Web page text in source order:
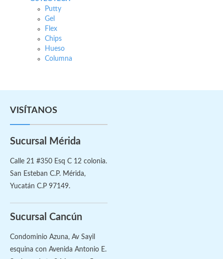
Putty
Gel
Flex
Chips
Hueso
Columna
VISÍTANOS
Sucursal Mérida
Calle 21 #350 Esq C 12 colonia.
San Esteban C.P. Mérida,
Yucatán C.P 97149.
Sucursal Cancún
Condominio Azuna, Av Sayil
esquina con Avenida Antonio E.